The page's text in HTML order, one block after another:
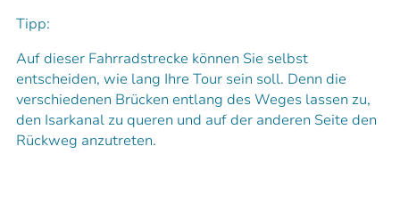
Tipp:
Auf dieser Fahrradstrecke können Sie selbst
entscheiden, wie lang Ihre Tour sein soll. Denn die
verschiedenen Brücken entlang des Weges lassen zu,
den Isarkanal zu queren und auf der anderen Seite den
Rückweg anzutreten.